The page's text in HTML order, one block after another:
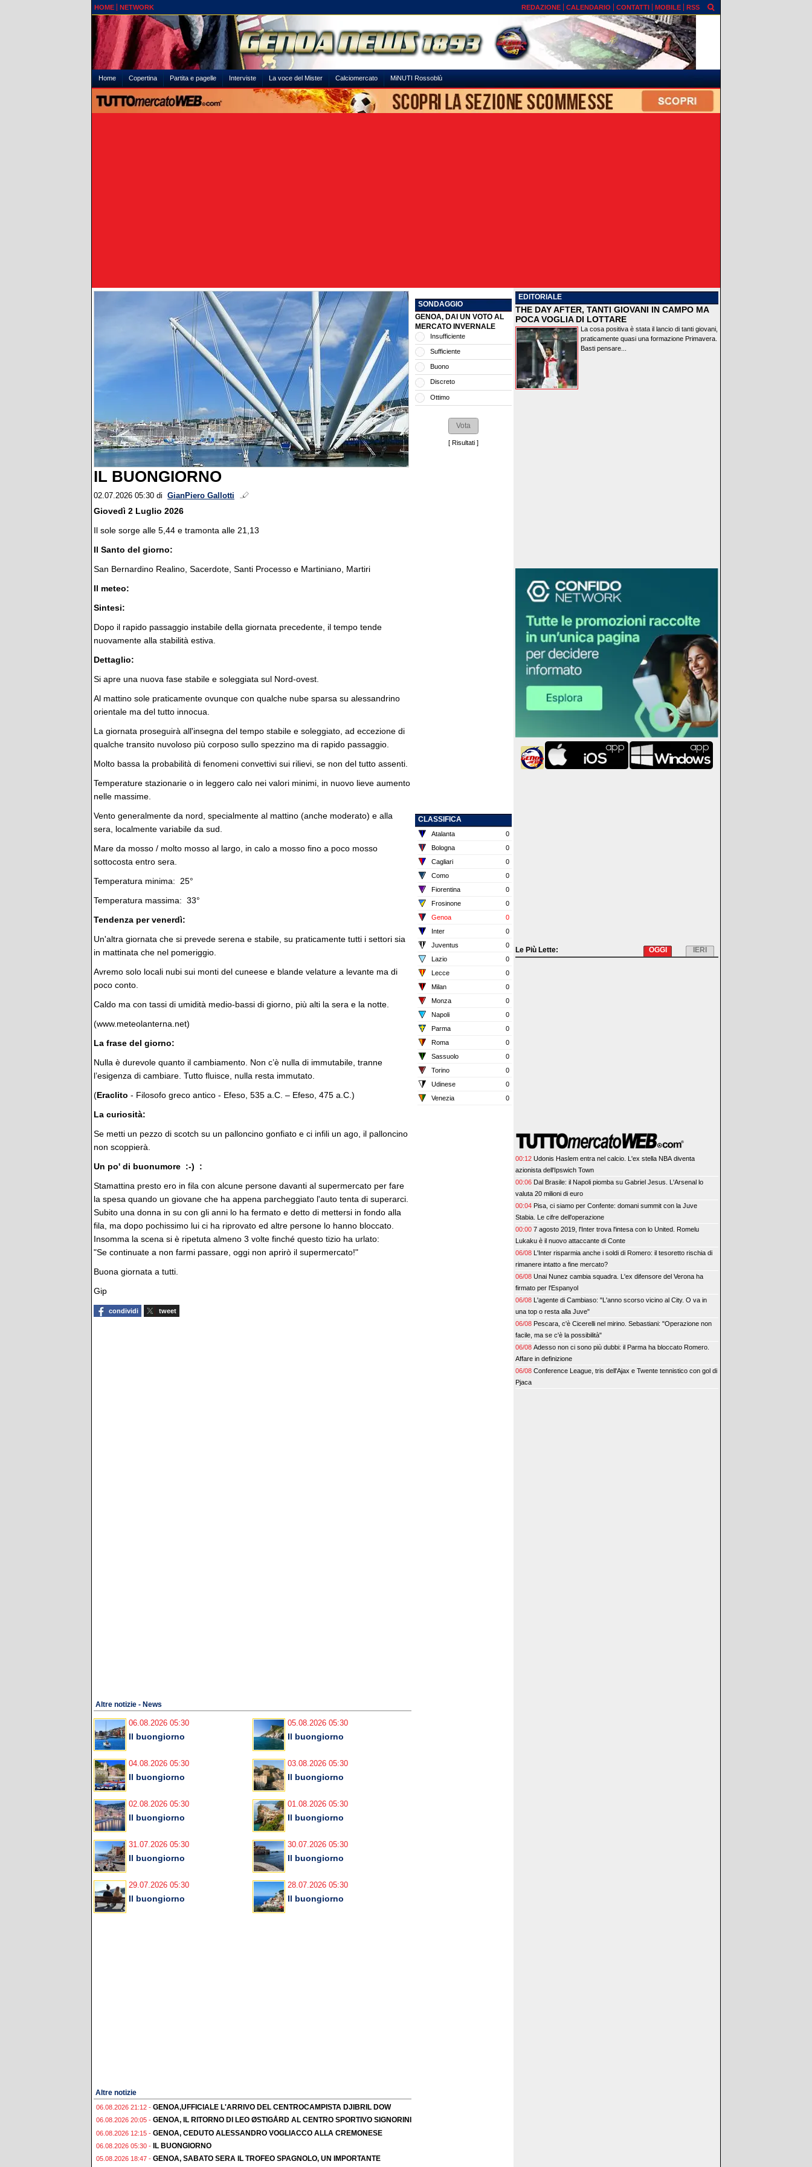
HOME NETWORK REDAZIONE CALENDARIO CONTATTI MOBILE RSS
Home Copertina Partita e pagelle Interviste La voce del Mister Calciomercato MiNUTI Rossoblù
IL BUONGIORNO
02.07.2026 05:30 di GianPiero Gallotti
Giovedì 2 Luglio 2026
Il sole sorge alle 5,44 e tramonta alle 21,13
Il Santo del giorno:
San Bernardino Realino, Sacerdote, Santi Processo e Martiniano, Martiri
Il meteo:
Sintesi:
Dopo il rapido passaggio instabile della giornata precedente, il tempo tende
nuovamente alla stabilità estiva.
Dettaglio:
Si apre una nuova fase stabile e soleggiata sul Nord-ovest.
Al mattino sole praticamente ovunque con qualche nube sparsa su alessandrino
orientale ma del tutto innocua.
La giornata proseguirà all'insegna del tempo stabile e soleggiato, ad eccezione di
qualche transito nuvoloso più corposo sullo spezzino ma di rapido passaggio.
Molto bassa la probabilità di fenomeni convettivi sui rilievi, se non del tutto assenti.
Temperature stazionarie o in leggero calo nei valori minimi, in nuovo lieve aumento
nelle massime.
Vento generalmente da nord, specialmente al mattino (anche moderato) e alla
sera, localmente variabile da sud.
Mare da mosso / molto mosso al largo, in calo a mosso fino a poco mosso
sottocosta entro sera.
Temperatura minima: 25°
Temperatura massima: 33°
Tendenza per venerdì:
Un'altra giornata che si prevede serena e stabile, su praticamente tutti i settori sia
in mattinata che nel pomeriggio.
Avremo solo locali nubi sui monti del cuneese e blande velature a levante ma di
poco conto.
Caldo ma con tassi di umidità medio-bassi di giorno, più alti la sera e la notte.
(www.meteolanterna.net)
La frase del giorno:
Nulla è durevole quanto il cambiamento. Non c’è nulla di immutabile, tranne
l’esigenza di cambiare. Tutto fluisce, nulla resta immutato.
(Eraclito - Filosofo greco antico - Efeso, 535 a.C. – Efeso, 475 a.C.)
La curiosità:
Se metti un pezzo di scotch su un palloncino gonfiato e ci infili un ago, il palloncino
non scoppierà.
Un po' di buonumore :-) :
Stamattina presto ero in fila con alcune persone davanti al supermercato per fare
la spesa quando un giovane che ha appena parcheggiato l'auto tenta di superarci.
Subito una donna in su con gli anni lo ha fermato e detto di mettersi in fondo alla
fila, ma dopo pochissimo lui ci ha riprovato ed altre persone lo hanno bloccato.
Insomma la scena si è ripetuta almeno 3 volte finché questo tizio ha urlato:
"Se continuate a non farmi passare, oggi non aprirò il supermercato!"
Buona giornata a tutti.
Gip
condividi tweet
Altre notizie - News
06.08.2026 05:30
Il buongiorno
05.08.2026 05:30
Il buongiorno
04.08.2026 05:30
Il buongiorno
03.08.2026 05:30
Il buongiorno
02.08.2026 05:30
Il buongiorno
01.08.2026 05:30
Il buongiorno
31.07.2026 05:30
Il buongiorno
30.07.2026 05:30
Il buongiorno
29.07.2026 05:30
Il buongiorno
28.07.2026 05:30
Il buongiorno
Altre notizie
06.08.2026 21:12 - GENOA,UFFICIALE L'ARRIVO DEL CENTROCAMPISTA DJIBRIL DOW
06.08.2026 20:05 - GENOA, IL RITORNO DI LEO ØSTIGÅRD AL CENTRO SPORTIVO SIGNORINI
06.08.2026 12:15 - GENOA, CEDUTO ALESSANDRO VOGLIACCO ALLA CREMONESE
06.08.2026 05:30 - IL BUONGIORNO
05.08.2026 18:47 - GENOA, SABATO SERA IL TROFEO SPAGNOLO, UN IMPORTANTE
SONDAGGIO
GENOA, DAI UN VOTO AL
MERCATO INVERNALE
Insufficiente
Sufficiente
Buono
Discreto
Ottimo
[ Risultati ]
CLASSIFICA
Atalanta
0
Bologna
0
Cagliari
0
Como
0
Fiorentina
0
Frosinone
0
Genoa
0
Inter
0
Juventus
0
Lazio
0
Lecce
0
Milan
0
Monza
0
Napoli
0
Parma
0
Roma
0
Sassuolo
0
Torino
0
Udinese
0
Venezia
0
EDITORIALE
THE DAY AFTER, TANTI GIOVANI IN CAMPO MA
POCA VOGLIA DI LOTTARE
La cosa positiva è stata il lancio di tanti giovani,
praticamente quasi una formazione Primavera.
Basti pensare...
Le Più Lette: IERI
OGGI
00:12 Udonis Haslem entra nel calcio. L'ex stella NBA diventa
azionista dell'Ipswich Town
00:06 Dal Brasile: il Napoli piomba su Gabriel Jesus. L'Arsenal lo
valuta 20 milioni di euro
00:04 Pisa, ci siamo per Confente: domani summit con la Juve
Stabia. Le cifre dell'operazione
00:00 7 agosto 2019, l'Inter trova l'intesa con lo United. Romelu
Lukaku è il nuovo attaccante di Conte
06/08 L'Inter risparmia anche i soldi di Romero: il tesoretto rischia di
rimanere intatto a fine mercato?
06/08 Unai Nunez cambia squadra. L'ex difensore del Verona ha
firmato per l'Espanyol
06/08 L'agente di Cambiaso: "L'anno scorso vicino al City. O va in
una top o resta alla Juve"
06/08 Pescara, c'è Cicerelli nel mirino. Sebastiani: "Operazione non
facile, ma se c'è la possibilità"
06/08 Adesso non ci sono più dubbi: il Parma ha bloccato Romero.
Affare in definizione
06/08 Conference League, tris dell'Ajax e Twente tennistico con gol di
Pjaca